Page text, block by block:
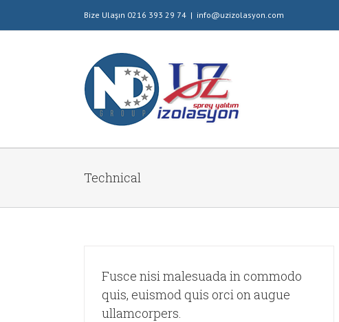
Bize Ulaşın 0216 393 29 74 | info@uzizolasyon.com
Technical
Fusce nisi malesuada in commodo
quis, euismod quis orci on augue
ullamcorpers.